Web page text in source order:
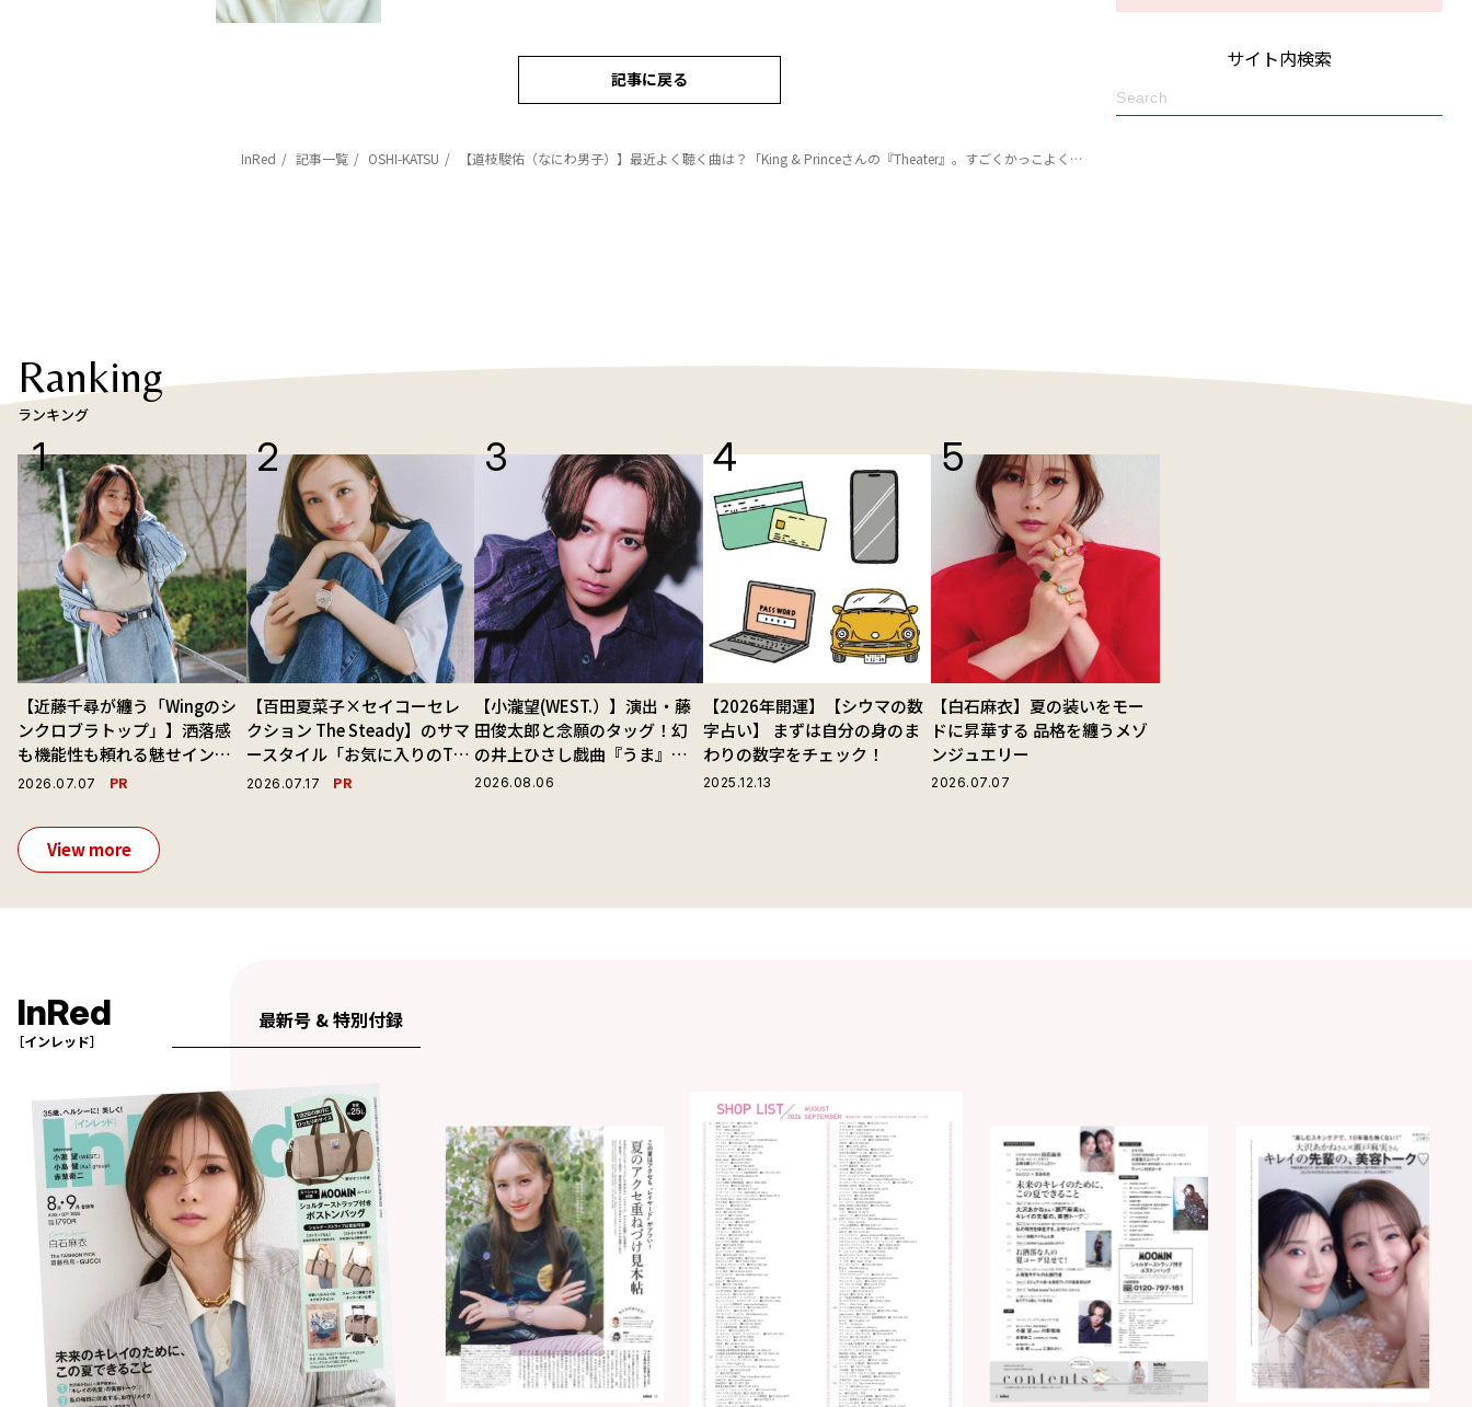
記事に戻る
InRed 記事一覧 OSHI-KATSU 【道枝駿佑（なにわ男子）】最近よく聴く曲は？「King & Princeさんの『Theater』。すごくかっこよくて中毒性があります」
サイト内検索
Ranking
ランキング
【近藤千尋が纏う「Wingのシ
ンクロブラトップ」】洒落感
も機能性も頼れる魅せインナ
ーで毎日を心地よくアプデ！
2026.07.07 PR
【百田夏菜子×セイコーセレ
クション The Steady】のサマ
ースタイル「お気に入りのTシ
ャツと最高の時計と。」
2026.07.17 PR
【小瀧望(WEST.）】演出・藤
田俊太郎と念願のタッグ！幻
の井上ひさし戯曲『うま』で
演じる“爽快な悪人”の魅力と
2026.08.06
【2026年開運】【シウマの数
字占い】 まずは自分の身のま
わりの数字をチェック！
2025.12.13
【白石麻衣】夏の装いをモー
ドに昇華する 品格を纏うメゾ
ンジュエリー
2026.07.07
View more
InRed
［インレッド］
最新号 & 特別付録